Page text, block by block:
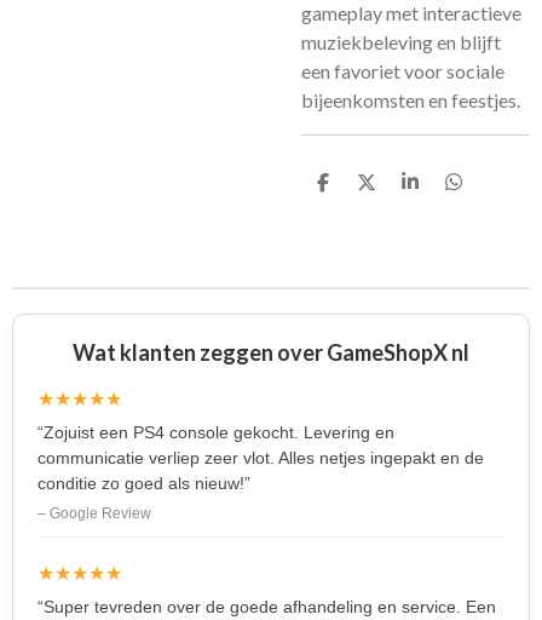
gameplay met interactieve
muziekbeleving en blijft
een favoriet voor sociale
bijeenkomsten en feestjes.
D
D
S
D
Wat klanten zeggen over GameShopX nl
★★★★★
“Zojuist een PS4 console gekocht. Levering en
communicatie verliep zeer vlot. Alles netjes ingepakt en de
conditie zo goed als nieuw!”
– Google Review
★★★★★
“Super tevreden over de goede afhandeling en service. Een